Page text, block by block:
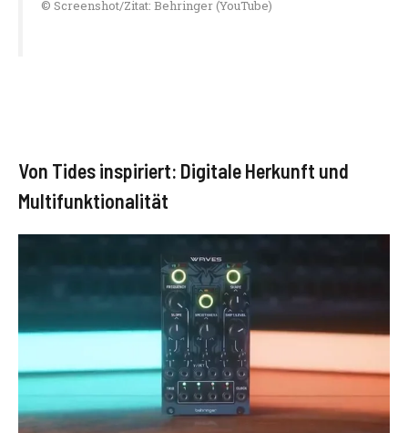
© Screenshot/Zitat: Behringer (YouTube)
Von Tides inspiriert: Digitale Herkunft und
Multifunktionalität